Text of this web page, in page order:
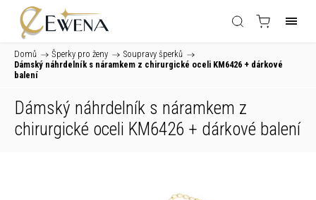
Domů / Šperky pro ženy / Soupravy šperků /
Dámský náhrdelník s náramkem z chirurgické oceli KM6426 + dárkové
balení
Dámský náhrdelník s náramkem z
chirurgické oceli KM6426 + dárkové balení